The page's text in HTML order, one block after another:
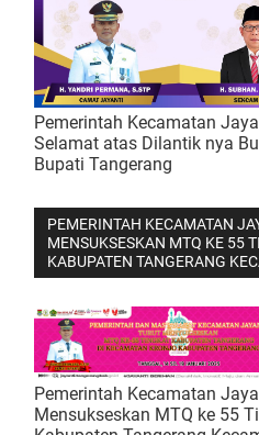
Pemerintah Kecamatan
Selamat atas Dilantik nya
Bupati Tangerang
PEMERINTAH KECAMATAN
MENSUKSESKAN MTQ KE 55
KABUPATEN TANGERANG
Pemerintah Kecamatan
Mensukseskan MTQ ke 55